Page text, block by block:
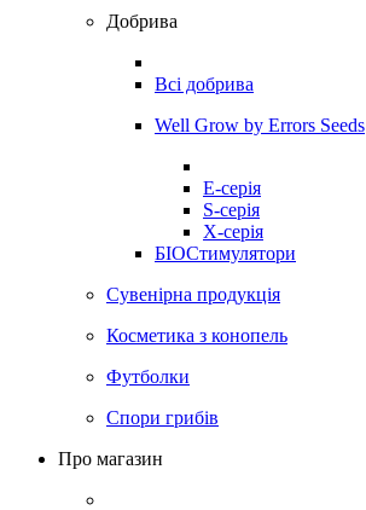
Добрива
Всі добрива
Well Grow by Errors Seeds
E-серія
S-серія
X-серія
БІОСтимулятори
Сувенірна продукція
Косметика з конопель
Футболки
Спори грибів
Про магазин